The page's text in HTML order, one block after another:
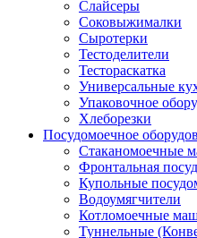
Слайсеры
Соковыжималки
Сыротерки
Тестоделители
Тестораскатка
Универсальные
Упаковочное
Хлеборезки
Посудомоечное
Стаканомоечные
Фронтальная
Купольные
Водоумягчители
Котломоечные
Туннельные